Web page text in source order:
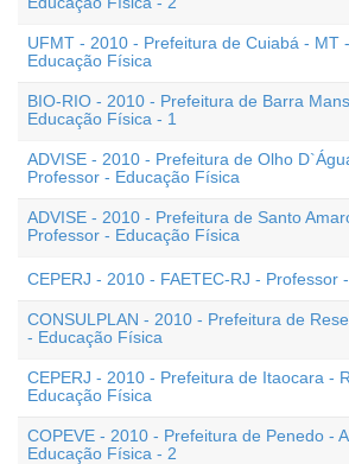
UFMT - 2010 - Prefeitura de Cuiabá - MT
Educação Física
BIO-RIO - 2010 - Prefeitura de Barra
Educação Física - 1
ADVISE - 2010 - Prefeitura de Olho
Professor - Educação Física
ADVISE - 2010 - Prefeitura de Santo
Professor - Educação Física
CEPERJ - 2010 - FAETEC-RJ - Professor
CONSULPLAN - 2010 - Prefeitura de
- Educação Física
CEPERJ - 2010 - Prefeitura de Itaocara -
Educação Física
COPEVE - 2010 - Prefeitura de Penedo -
Educação Física - 2